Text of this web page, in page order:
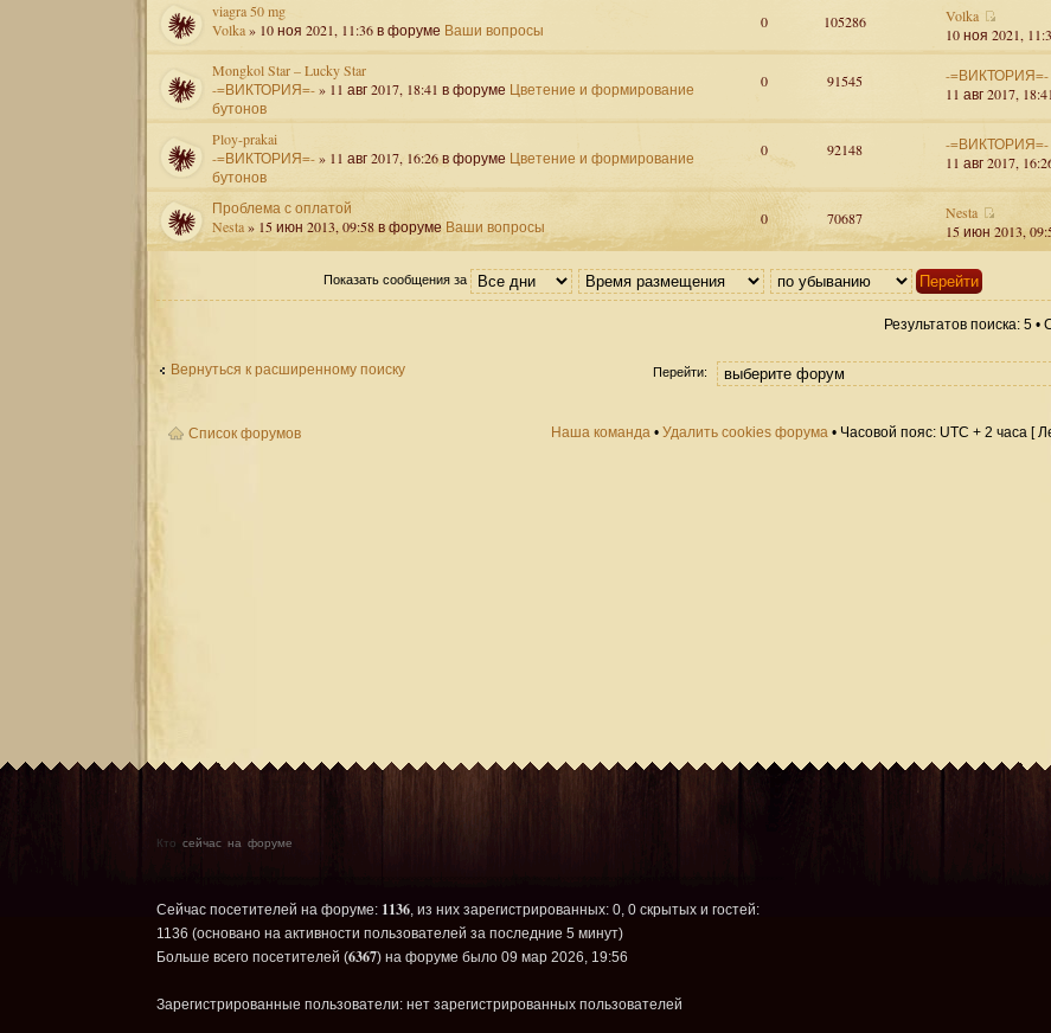
viagra 50 mg
Volka» 10 ноя 2021, 11:36 в форуме Ваши вопросы 0 105286
Volka
10 ноя 2021,
Mongkol Star – Lucky Star
-=ВИКТОРИЯ=-» 11 авг 2017, 18:41 в форуме Цветение и формирование
бутонов
0 91545
-=ВИКТОРИЯ=-
11 авг 2017, 18:41
Ploy-prakai
-=ВИКТОРИЯ=-» 11 авг 2017, 16:26 в форуме Цветение и формирование
бутонов
0 92148
-=ВИКТОРИЯ=-
11 авг 2017,
Проблема с оплатой
Nesta» 15 июн 2013, 09:58 в форуме Ваши вопросы 0 70687
Nesta
15 июн 2013,
Показать сообщения за
Результатов поиска: 5 •
Вернуться к расширенному поиску Перейти:
Список форумов Наша команда • Удалить cookies форума • Часовой пояс: UTC + 2 часа [
Кто сейчас на форуме
Сейчас посетителей на форуме: 1136, из них зарегистрированных: 0, 0 скрытых и гостей:
1136 (основано на активности пользователей за последние 5 минут)
Больше всего посетителей (6367) на форуме было 09 мар 2026, 19:56
Зарегистрированные пользователи: нет зарегистрированных пользователей